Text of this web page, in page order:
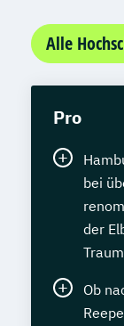
Alle
Pro
bei
der
Ob